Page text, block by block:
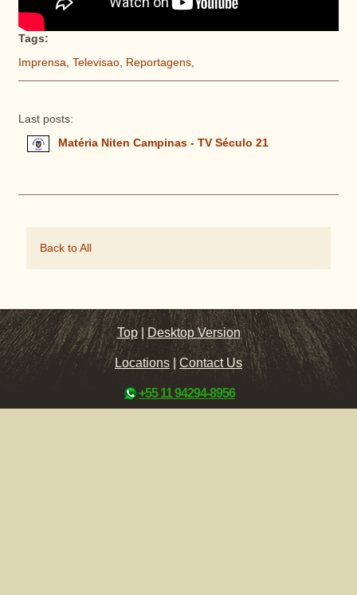
Tags:
Imprensa Televisao, Reportagens,
Last posts:
Matéria Niten Campinas - TV Século 21
Back to All
Top |Desktop Version
Locations|Contact Us
+55 11 94294-8956